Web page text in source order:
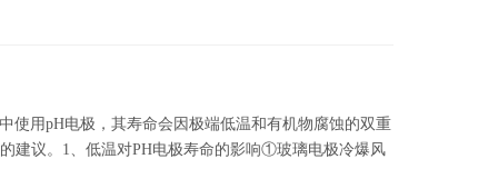
使用pH电极，其寿命会因极端低温和有机物腐蚀的双重
建议。1、低温对PH电极寿命的影响①玻璃电极冷爆风